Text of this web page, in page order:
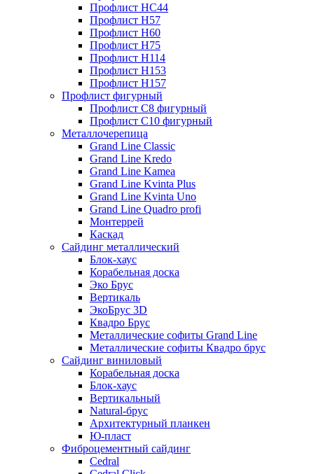
Профлист НС44
Профлист Н57
Профлист Н60
Профлист Н75
Профлист Н114
Профлист Н153
Профлист Н157
Профлист фигурный
Профлист С8 фигурный
Профлист С10 фигурный
Металлочерепица
Grand Line Classic
Grand Line Kredo
Grand Line Kamea
Grand Line Kvinta Plus
Grand Line Kvinta Uno
Grand Line Quadro profi
Монтеррей
Каскад
Сайдинг металлический
Блок-хаус
Корабельная доска
Эко Брус
Вертикаль
ЭкоБрус 3D
Квадро Брус
Металлические софиты Grand Line
Металлические софиты Квадро брус
Сайдинг виниловый
Корабельная доска
Блок-хаус
Вертикальный
Natural-брус
Архитектурный планкен
Ю-пласт
Фиброцементный сайдинг
Cedral